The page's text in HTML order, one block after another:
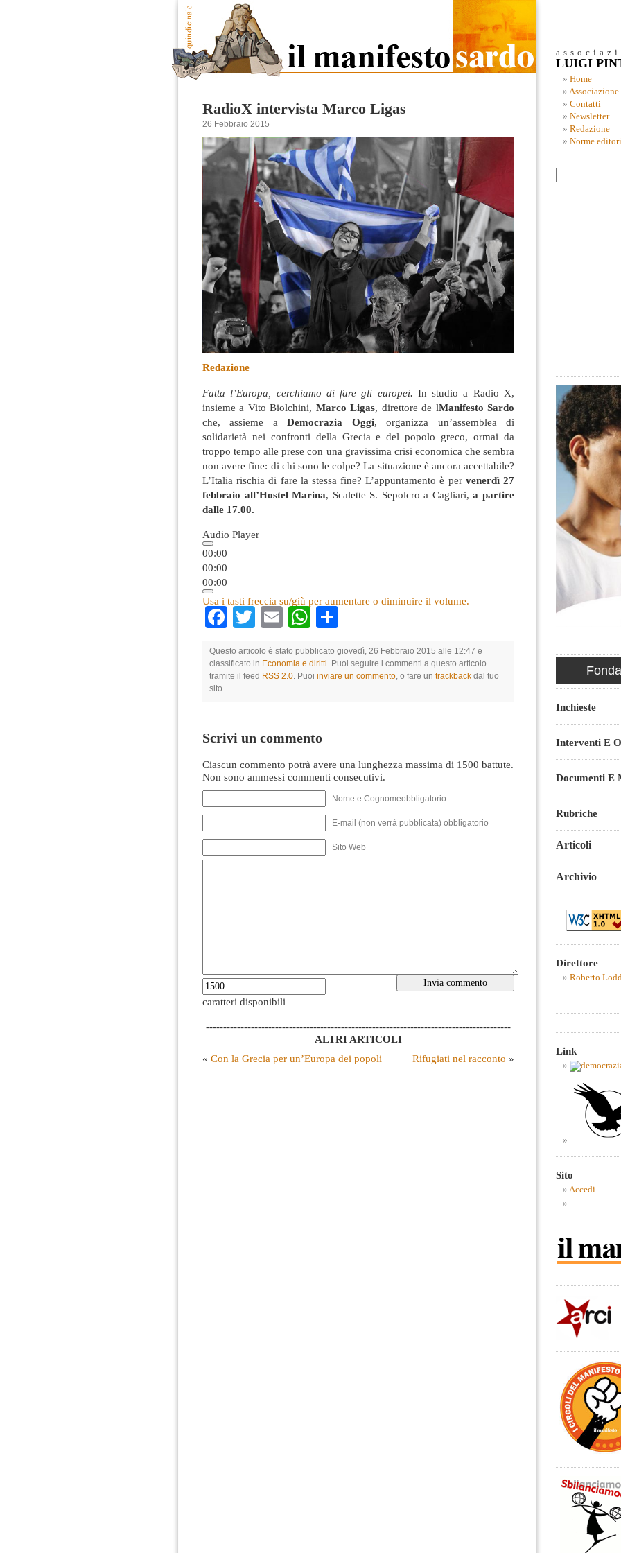
RadioX intervista Marco Ligas
26 Febbraio 2015
Redazione
Fatta l’Europa, cerchiamo di fare gli europei. In studio a Radio X,
insieme a Vito Biolchini, Marco Ligas, direttore de lManifesto Sardo
che, assieme aDemocrazia Oggi, organizza un’assemblea di
solidarietà nei confronti della Grecia e del popolo greco, ormai da
troppo tempo alle prese con una gravissima crisi economica che sembra
non avere fine: di chi sono le colpe? La situazione è ancora accettabile?
L’Italia rischia di fare la stessa fine? L’appuntamento è per venerdì 27
febbraio all’Hostel Marina, Scalette S. Sepolcro a Cagliari,a partire
dalle 17.00.
Audio Player
00:00
00:00
00:00
Usa i tasti freccia su/giù per aumentare o diminuire il volume.
Facebook
Twitter
EmailWhatsApp
Questo articolo è stato pubblicato giovedì, 26 Febbraio 2015 alle 12:47 e
classificato in Economia e diritti . Puoi seguire i commenti a questo articolo
tramite il feed RSS 2.0 . Puoi inviare un commento , o fare un trackback dal tuo
sito.
Scrivi un commento
Ciascun commento potrà avere una lunghezza massima di 1500 battute.
Non sono ammessi commenti consecutivi.
Nome e Cognomeobbligatorio
E-mail (non verrà pubblicata) obbligatorio
Sito Web
caratteri disponibili
----------------------------------------------------------------------------------------
ALTRI ARTICOLI
« Con la Grecia per un’Europa dei popoli Rifugiati nel racconto »
LUIGI
Home
Associazione
Contatti
Newsletter
Redazione
Norme
Inchieste
Interventi E
Documenti E
Rubriche
Articoli
Archivio
Direttore
Roberto
Link
Sito
Accedi